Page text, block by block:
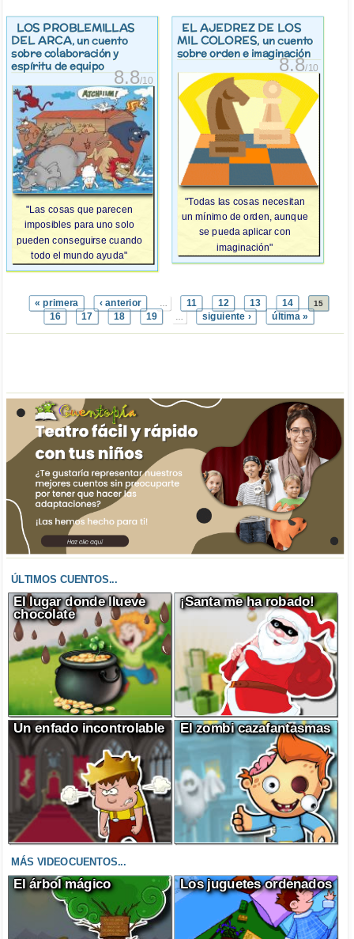
LOS PROBLEMILLAS
DEL ARCA, un cuento
sobre colaboración y
espíritu de equipo
8.8/10
"Las cosas que parecen
imposibles para uno solo
pueden conseguirse cuando
todo el mundo ayuda"
EL AJEDREZ DE LOS
MIL COLORES, un cuento
sobre orden e imaginación
8.8/10
"Todas las cosas necesitan
un mínimo de orden, aunque
se pueda aplicar con
imaginación"
« primera ‹ anterior 11 12 13 14 15
16 17 18 19 siguiente › última »
ÚLTIMOS CUENTOS...
El lugar donde llueve
chocolate
¡Santa me ha robado!
Un enfado incontrolable El zombi cazafantasmas
MÁS VIDEOCUENTOS...
El árbol mágico Los juguetes ordenados